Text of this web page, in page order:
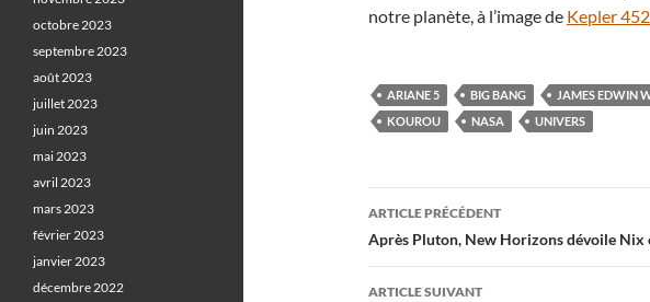
notre planète, à l’image de Kepler
ARIANE 5 BIG BANG JAMES EDWIN
KOUROU
NASA UNIVERS
Navigation
des
articles
ARTICLE PRÉCÉDENT
Après Pluton, New Horizons dévoile Nix
ARTICLE SUIVANT
octobre 2023
septembre 2023
août 2023
juillet 2023
juin 2023
mai 2023
avril 2023
mars 2023
février 2023
janvier 2023
décembre 2022